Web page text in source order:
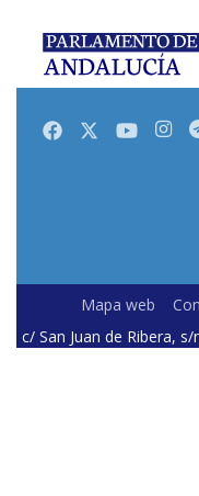
FacebookTwitter
Mapa web
c/ San Juan de Ribera,